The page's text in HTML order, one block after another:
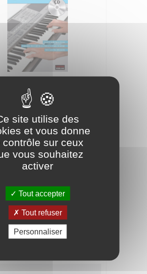
11,92 €
site utilise des
et vous donne
contrôle sur ceux
vous souhaitez
activer
Tout accepter
Tout refuser
Personnaliser